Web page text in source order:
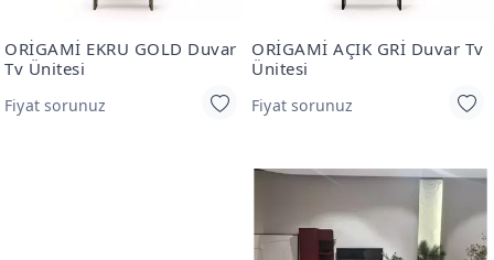
ORİGAMİ EKRU GOLD Duvar
Tv Ünitesi
Fiyat sorunuz
ORİGAMİ AÇIK GRİ Duvar Tv
Ünitesi
Fiyat sorunuz